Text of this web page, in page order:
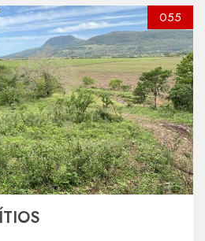
055